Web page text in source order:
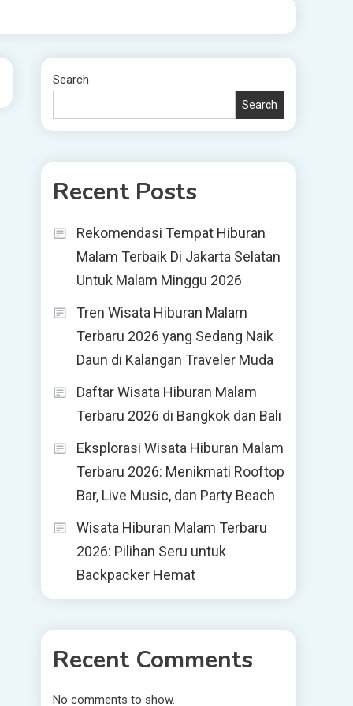
Search
Search
Recent Posts
Rekomendasi Tempat Hiburan
Malam Terbaik Di Jakarta Selatan
Untuk Malam Minggu 2026
Tren Wisata Hiburan Malam
Terbaru 2026 yang Sedang Naik
Daun di Kalangan Traveler Muda
Daftar Wisata Hiburan Malam
Terbaru 2026 di Bangkok dan Bali
Eksplorasi Wisata Hiburan Malam
Terbaru 2026: Menikmati Rooftop
Bar, Live Music, dan Party Beach
Wisata Hiburan Malam Terbaru
2026: Pilihan Seru untuk
Backpacker Hemat
Recent Comments
No comments to show.